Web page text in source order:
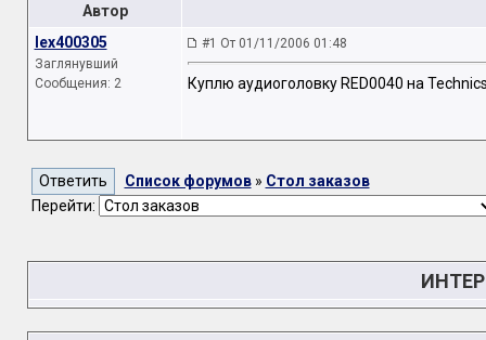
Автор
lex400305
Заглянувший
Сообщения: 2
#1 От 01/11/2006 01:48
Куплю аудиоголовку RED0040 на
Список форумов» Стол заказов
Перейти: